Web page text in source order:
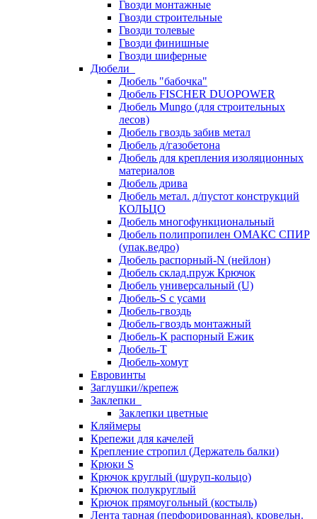
Гвозди монтажные
Гвозди строительные
Гвозди толевые
Гвозди финишные
Гвозди шиферные
Дюбели
Дюбель "бабочка"
Дюбель FISCHER DUOPOWER
Дюбель Mungo (для строительных
лесов)
Дюбель гвоздь забив метал
Дюбель д/газобетона
Дюбель для крепления изоляционных
материалов
Дюбель дрива
Дюбель метал. д/пустот конструкций
КОЛЬЦО
Дюбель многофункциональный
Дюбель полипропилен ОМАКС СПИР
(упак.ведро)
Дюбель распорный-N (нейлон)
Дюбель склад.пруж Крючок
Дюбель универсальный (U)
Дюбель-S с усами
Дюбель-гвоздь
Дюбель-гвоздь монтажный
Дюбель-К распорный Ежик
Дюбель-Т
Дюбель-хомут
Евровинты
Заглушки//крепеж
Заклепки
Заклепки цветные
Кляймеры
Крепежи для качелей
Крепление стропил (Держатель балки)
Крюки S
Крючок круглый (шуруп-кольцо)
Крючок полукруглый
Крючок прямоугольный (костыль)
Лента тарная (перфорированная), кровельн.